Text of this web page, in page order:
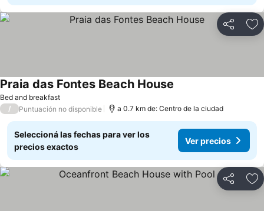
Compartir
Bed and breakfast
Praia das Fontes Beach House
/ Puntuación no disponible a 0.7 km de: Centro de la ciudad
Seleccioná las fechas para ver los
precios exactos
Ver precios
Compartir